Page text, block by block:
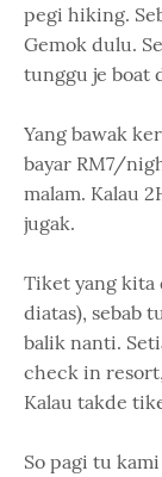
pegi hiking.
Gemok dulu.
tunggu je boat
Yang bawak
bayar RM7/
malam. Kalau
jugak.
Tiket yang kita
diatas), sebab
balik nanti.
check in
Kalau takde
So pagi tu